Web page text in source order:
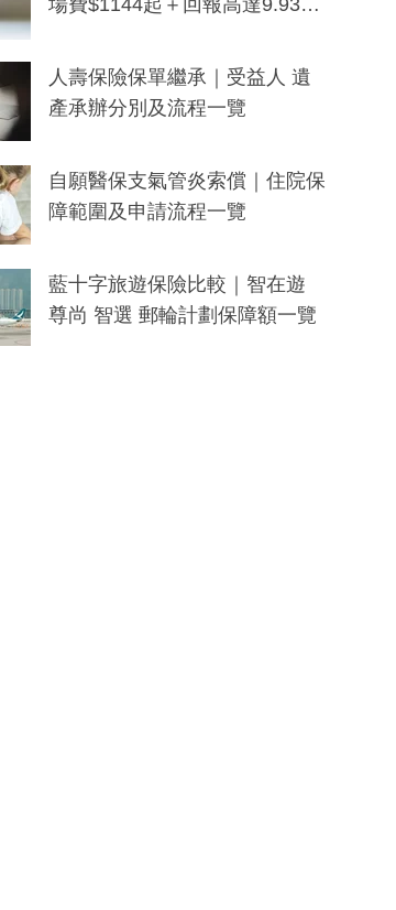
人壽保險保單繼承｜受益人 遺
產承辦分別及流程一覽
自願醫保支氣管炎索償｜住院保
障範圍及申請流程一覽
藍十字旅遊保險比較｜智在遊
尊尚 智選 郵輪計劃保障額一覽